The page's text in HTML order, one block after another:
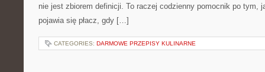
nie jest zbiorem definicji. To raczej codzienny pomocnik po tym,
pojawia się płacz, gdy […]
CATEGORIES: DARMOWE PRZEPISY KULINARNE